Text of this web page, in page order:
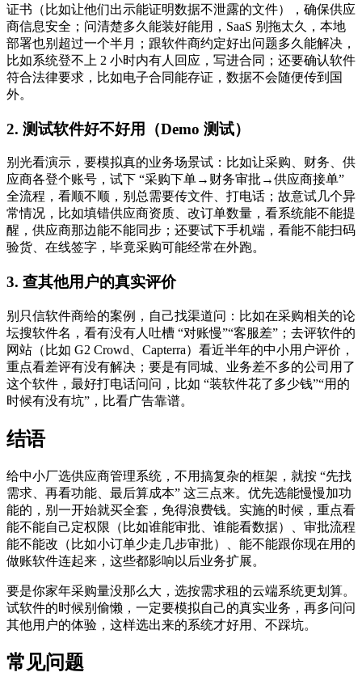
证书（比如让他们出示能证明数据不泄露的文件），确保供应
商信息安全；问清楚多久能装好能用，SaaS 别拖太久，本地
部署也别超过一个半月；跟软件商约定好出问题多久能解决，
比如系统登不上 2 小时内有人回应，写进合同；还要确认软件
符合法律要求，比如电子合同能存证，数据不会随便传到国
外。
2. 测试软件好不好用（Demo 测试）
别光看演示，要模拟真的业务场景试：比如让采购、财务、供
应商各登个账号，试下 “采购下单→财务审批→供应商接单”
全流程，看顺不顺，别总需要传文件、打电话；故意试几个异
常情况，比如填错供应商资质、改订单数量，看系统能不能提
醒，供应商那边能不能同步；还要试下手机端，看能不能扫码
验货、在线签字，毕竟采购可能经常在外跑。
3. 查其他用户的真实评价
别只信软件商给的案例，自己找渠道问：比如在采购相关的论
坛搜软件名，看有没有人吐槽 “对账慢”“客服差”；去评软件的
网站（比如 G2 Crowd、Capterra）看近半年的中小用户评价，
重点看差评有没有解决；要是有同城、业务差不多的公司用了
这个软件，最好打电话问问，比如 “装软件花了多少钱”“用的
时候有没有坑”，比看广告靠谱。
结语
给中小厂选供应商管理系统，不用搞复杂的框架，就按 “先找
需求、再看功能、最后算成本” 这三点来。优先选能慢慢加功
能的，别一开始就买全套，免得浪费钱。实施的时候，重点看
能不能自己定权限（比如谁能审批、谁能看数据）、审批流程
能不能改（比如小订单少走几步审批）、能不能跟你现在用的
做账软件连起来，这些都影响以后业务扩展。
要是你家年采购量没那么大，选按需求租的云端系统更划算。
试软件的时候别偷懒，一定要模拟自己的真实业务，再多问问
其他用户的体验，这样选出来的系统才好用、不踩坑。
常见问题